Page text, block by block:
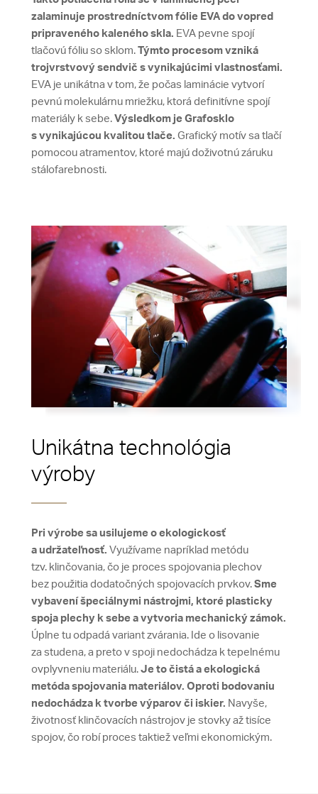
zalaminuje prostredníctvom fólie EVA do vopred
pripraveného kaleného skla. EVA pevne spojí
tlačovú fóliu so sklom. Týmto procesom vzniká
trojvrstvový sendvič s vynikajúcimi vlastnosťami.
EVA je unikátna v tom, že počas laminácie vytvorí
pevnú molekulárnu mriežku, ktorá definitívne spojí
materiály k sebe. Výsledkom je Grafosklo
s vynikajúcou kvalitou tlače. Grafický motív sa tlačí
pomocou atramentov, ktoré majú doživotnú záruku
stálofarebnosti.
Unikátna technológia
výroby
Pri výrobe sa usilujeme o ekologickosť
a udržateľnosť. Využívame napríklad metódu
tzv. klinčovania, čo je proces spojovania plechov
bez použitia dodatočných spojovacích prvkov. Sme
vybavení špeciálnymi nástrojmi, ktoré plasticky
spoja plechy k sebe a vytvoria mechanický zámok.
Úplne tu odpadá variant zvárania. Ide o lisovanie
za studena, a preto v spoji nedochádza k tepelnému
ovplyvneniu materiálu. Je to čistá a ekologická
metóda spojovania materiálov. Oproti bodovaniu
nedochádza k tvorbe výparov či iskier. Navyše,
životnosť klinčovacích nástrojov je stovky až tisíce
spojov, čo robí proces taktiež veľmi ekonomickým.